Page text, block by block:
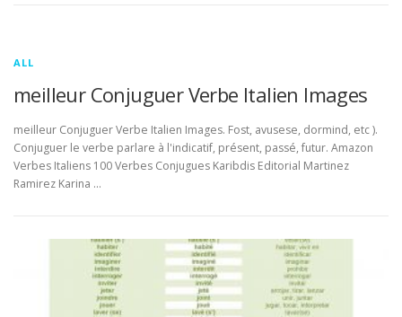
ALL
meilleur Conjuguer Verbe Italien Images
meilleur Conjuguer Verbe Italien Images. Fost, avusese, dormind, etc ).
Conjuguer le verbe parlare à l'indicatif, présent, passé, futur. Amazon
Verbes Italiens 100 Verbes Conjugues Karibdis Editorial Martinez
Ramirez Karina …